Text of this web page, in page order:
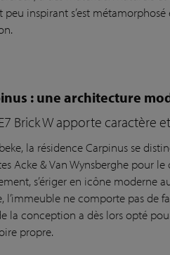
inspirant s’est
: une architecture
Brick W apporte
la résidence Carpinus se
Acke & Van Wynsberghe pour
s’ériger en icône moderne
l’immeuble ne comporte pas de
la conception a dès lors opté
propre.